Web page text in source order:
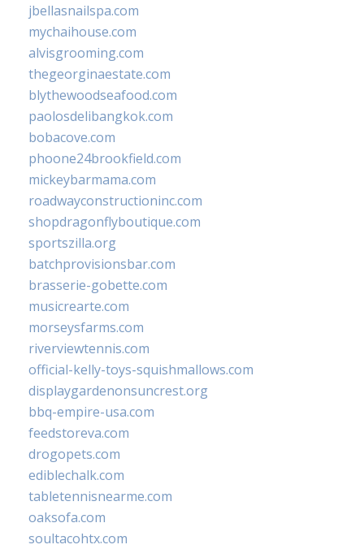
jbellasnailspa.com
mychaihouse.com
alvisgrooming.com
thegeorginaestate.com
blythewoodseafood.com
paolosdelibangkok.com
bobacove.com
phoone24brookfield.com
mickeybarmama.com
roadwayconstructioninc.com
shopdragonflyboutique.com
sportszilla.org
batchprovisionsbar.com
brasserie-gobette.com
musicrearte.com
morseysfarms.com
riverviewtennis.com
official-kelly-toys-squishmallows.com
displaygardenonsuncrest.org
bbq-empire-usa.com
feedstoreva.com
drogopets.com
ediblechalk.com
tabletennisnearme.com
oaksofa.com
soultacohtx.com